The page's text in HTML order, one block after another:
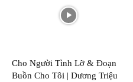
Cho Người Tình Lỡ & Đoạn
Buồn Cho Tôi | Dương Triệu